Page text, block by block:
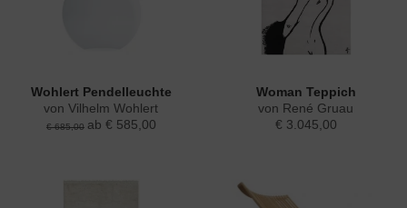
Wohlert Pendelleuchte
von Vilhelm Wohlert
€ 685,00 ab € 585,00
Woman Teppich
von René Gruau
€ 3.045,00